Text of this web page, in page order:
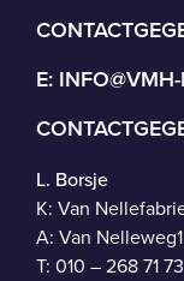
E:
L. Borsje
K: Van
A: Van
T: 010 – 268 71 73